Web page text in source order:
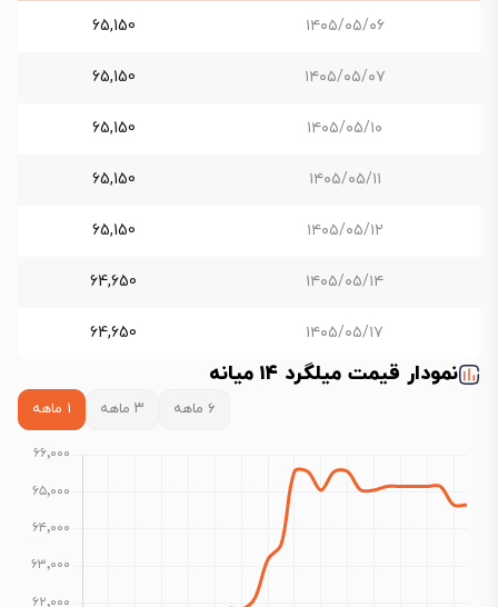
۱۴۰۵/۰۵/۰۶ 65,150
۱۴۰۵/۰۵/۰۷ 65,150
۱۴۰۵/۰۵/۱۰ 65,150
۱۴۰۵/۰۵/۱۱ 65,150
۱۴۰۵/۰۵/۱۲ 65,150
۱۴۰۵/۰۵/۱۴ 64,650
۱۴۰۵/۰۵/۱۷ 64,650
نمودار قیمت میلگرد ۱۴ میانه
۶ ماهه ۳ ماهه ۱ ماهه